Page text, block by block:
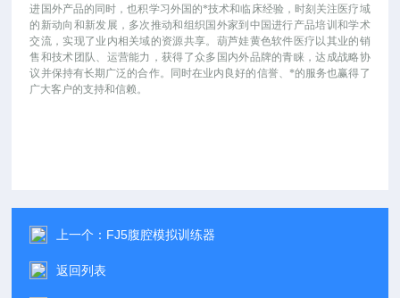
进国外产品的同时，也积学习外国的*技术和临床经验，时刻关注医疗域
的新动向和新发展，多次推动和组织国外家到中国进行产品培训和学术
交流，实现了业内相关域的资源共享。葫芦娃黄色软件医疗以其业的销
售和技术团队、运营能力，获得了众多国内外品牌的青睐，达成战略协
议并保持有长期广泛的合作。同时在业内良好的信誉、*的服务也赢得了
广大客户的支持和信赖。
上一个： FJ5腹腔模拟训练器
返回列表